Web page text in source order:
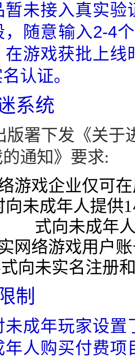
暂未接入真实
随意输入2-4
在游戏获批上
认证。
系统
版署下发《关于
通知》 要求:
游戏企业仅可
向未成年人提供
式向未成年
网络游戏用户
向未实名注册
制
未成年玩家设
年人购买付费